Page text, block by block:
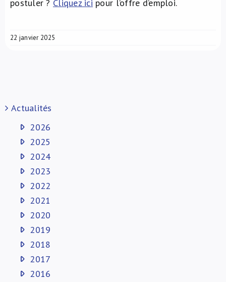
postuler ? Cliquez ici pour l’offre d’emploi.
22 janvier 2025
Actualités
2026
2025
2024
2023
2022
2021
2020
2019
2018
2017
2016